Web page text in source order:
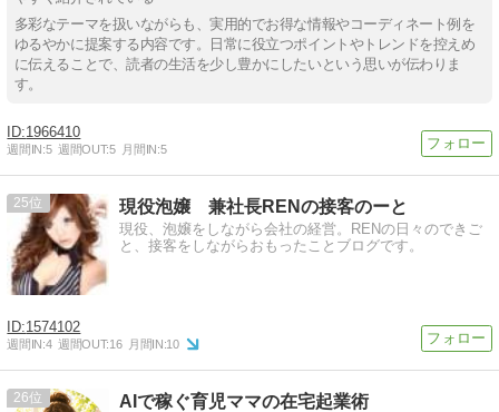
多彩なテーマを扱いながらも、実用的でお得な情報やコーディネート例を
ゆるやかに提案する内容です。日常に役立つポイントやトレンドを控えめ
に伝えることで、読者の生活を少し豊かにしたいという思いが伝わりま
す。
1966410
週間IN:5 週間OUT:5 月間IN:5
25 現役泡嬢 兼社長RENの接客のーと
現役、泡嬢をしながら会社の経営。RENの日々のできご
と、接客をしながらおもったことブログです。
1574102
週間IN:4 週間OUT:16 月間IN:10
26 AIで稼ぐ育児ママの在宅起業術